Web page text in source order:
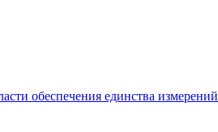
обеспечения единства измерений